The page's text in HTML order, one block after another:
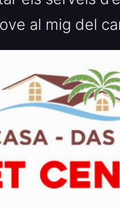
al mig del